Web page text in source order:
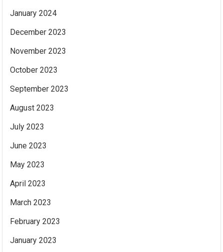
January 2024
December 2023
November 2023
October 2023
September 2023
August 2023
July 2023
June 2023
May 2023
April 2023
March 2023
February 2023
January 2023